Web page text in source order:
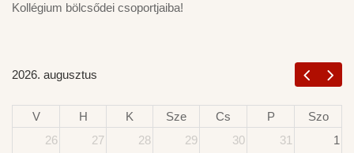
Kollégium bölcsődei csoportjaiba!
2026. augusztus
V H K Sze Cs P
Szo
26
27 28 29 30 31 1